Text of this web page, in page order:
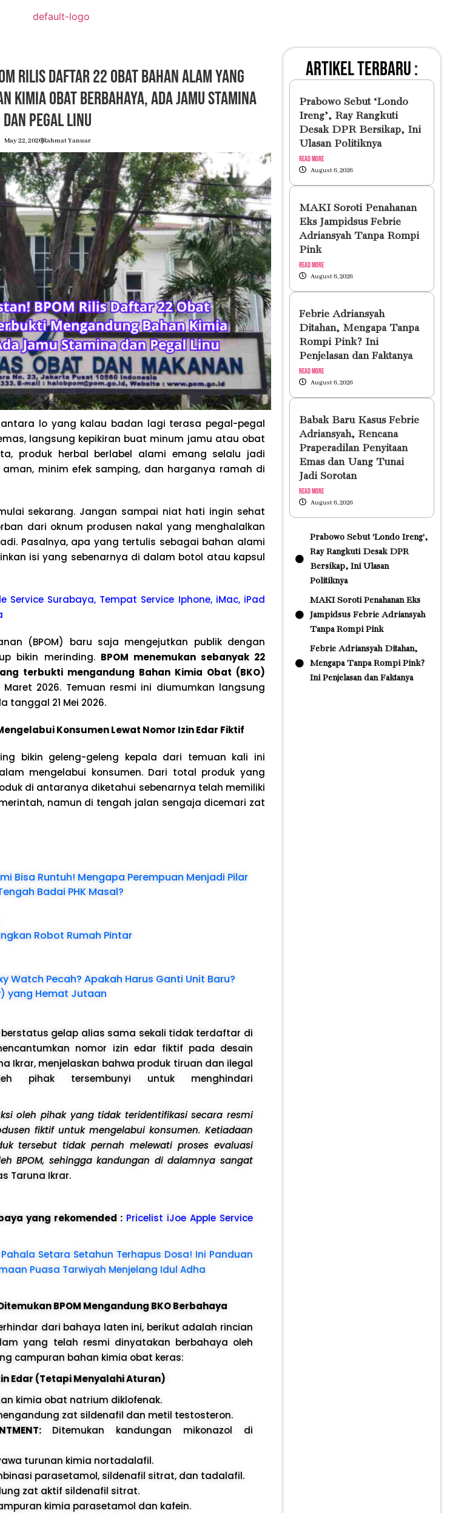
Rilis Daftar 22 Obat Bahan Alam yang
Kimia Obat Berbahaya, Ada Jamu Stamina
dan Pegal Linu
May 22, 2026Rahmat Yanuar
lo yang kalau badan lagi terasa pegal-pegal
langsung kepikiran buat minum jamu atau obat
produk herbal berlabel alami emang selalu jadi
minim efek samping, dan harganya ramah di
sekarang. Jangan sampai niat hati ingin sehat
dari oknum produsen nakal yang menghalalkan
Pasalnya, apa yang tertulis sebagai bahan alami
isi yang sebenarnya di dalam botol atau kapsul
Service Surabaya, Tempat Service Iphone, iMac, iPad
(BPOM) baru saja mengejutkan publik dengan
bikin merinding. BPOM menemukan sebanyak 22
terbukti mengandung Bahan Kimia Obat (BKO)
2026. Temuan resmi ini diumumkan langsung
tanggal 21 Mei 2026.
Konsumen Lewat Nomor Izin Edar Fiktif
bikin geleng-geleng kepala dari temuan kali ini
mengelabui konsumen. Dari total produk yang
di antaranya diketahui sebenarnya telah memiliki
namun di tengah jalan sengaja dicemari zat
Bisa Runtuh! Mengapa Perempuan Menjadi Pilar
Badai PHK Masal?
Robot Rumah Pintar
Watch Pecah? Apakah Harus Ganti Unit Baru?
yang Hemat Jutaan
berstatus gelap alias sama sekali tidak terdaftar di
nomor izin edar fiktif pada desain
Ikrar, menjelaskan bahwa produk tiruan dan ilegal
pihak tersembunyi untuk menghindari
oleh pihak yang tidak teridentifikasi secara resmi
fiktif untuk mengelabui konsumen. Ketiadaan
tersebut tidak pernah melewati proses evaluasi
BPOM, sehingga kandungan di dalamnya sangat
Taruna Ikrar.
yang rekomended : Pricelist iJoe Apple Service
Pahala Setara Setahun Terhapus Dosa! Ini Panduan
Puasa Tarwiyah Menjelang Idul Adha
BPOM Mengandung BKO Berbahaya
dari bahaya laten ini, berikut adalah rincian
yang telah resmi dinyatakan berbahaya oleh
campuran bahan kimia obat keras:
Edar (Tetapi Menyalahi Aturan)
kimia obat natrium diklofenak.
zat sildenafil dan metil testosteron.
Ditemukan kandungan mikonazol di
turunan kimia nortadalafil.
parasetamol, sildenafil sitrat, dan tadalafil.
zat aktif sildenafil sitrat.
kimia parasetamol dan kafein.
artikel terbaru :
Prabowo Sebut ‘Londo
Ireng’, Ray Rangkuti
Desak DPR Bersikap, Ini
Ulasan Politiknya
Read More
August 6, 2026
MAKI Soroti Penahanan
Eks Jampidsus Febrie
Adriansyah Tanpa Rompi
Pink
Read More
August 6, 2026
Febrie Adriansyah
Ditahan, Mengapa Tanpa
Rompi Pink? Ini
Penjelasan dan Faktanya
Read More
August 6, 2026
Babak Baru Kasus Febrie
Adriansyah, Rencana
Praperadilan Penyitaan
Emas dan Uang Tunai
Jadi Sorotan
Read More
August 6, 2026
Prabowo Sebut 'Londo Ireng',
Ray Rangkuti Desak DPR
Bersikap, Ini Ulasan
Politiknya
MAKI Soroti Penahanan Eks
Jampidsus Febrie Adriansyah
Tanpa Rompi Pink
Febrie Adriansyah Ditahan,
Mengapa Tanpa Rompi Pink?
Ini Penjelasan dan Faktanya